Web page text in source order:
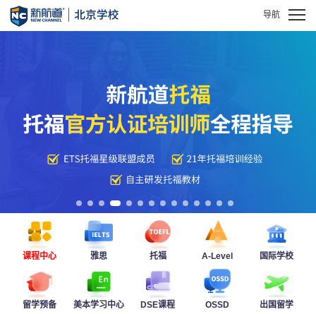
课程中心 雅思 托福 A-Level 国际学校
留学预备 美本学习中心 DSE课程 OSSD 出国留学